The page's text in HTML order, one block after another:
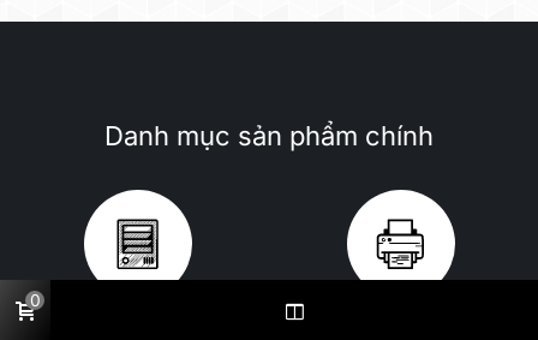
Danh mục sản phẩm chính
0